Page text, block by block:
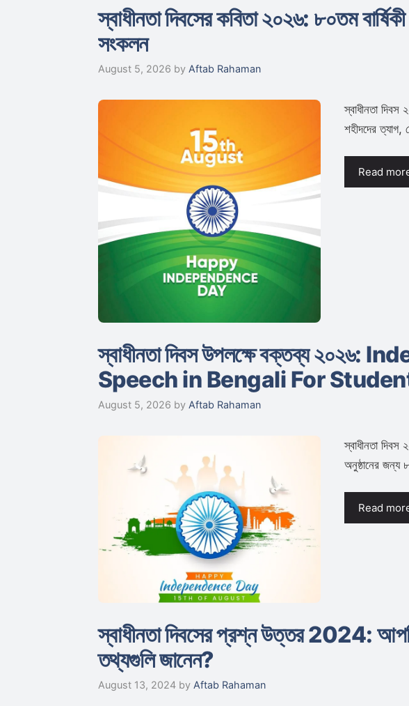
স্বাধীনতা দিবসের কবিতা ২০২৬: ৮০তম
সংকলন
August 5, 2026 by Aftab Rahaman
স্বাধীনতা দিবস
শহীদদের ত্যাগ,
Read
স্বাধীনতা দিবস উপলক্ষে বক্তব্য
Speech in Bengali For
August 5, 2026 by Aftab Rahaman
স্বাধীনতা দিবস
অনুষ্ঠানের জন্য
Read
স্বাধীনতা দিবসের প্রশ্ন উত্তর 2024:
তথ্যগুলি জানেন?
August 13, 2024 by Aftab Rahaman